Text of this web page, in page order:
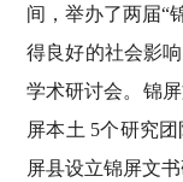
间，举办了两届“
得良好的社会影
学术研讨会。锦
屏本土 5个研究
屏县设立锦屏文